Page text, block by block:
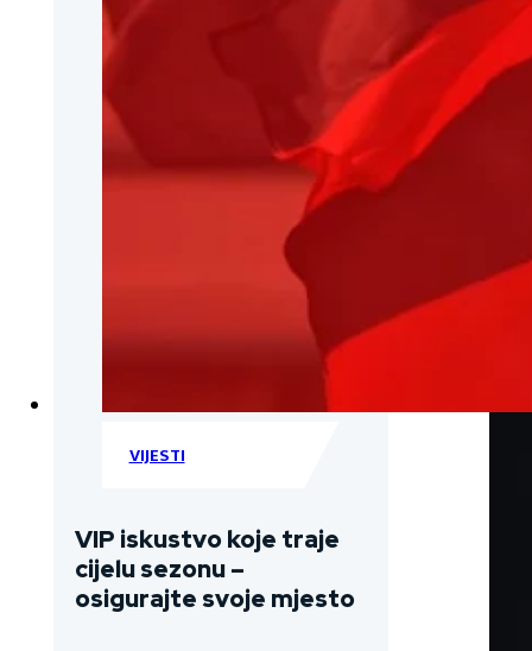
VIJESTI
VIP iskustvo koje traje
cijelu sezonu –
osigurajte svoje mjesto